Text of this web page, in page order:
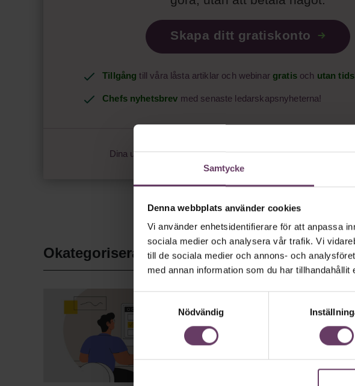
Samtycke
Denna webbplats använder cookies
Vi använder enhetsidentifierare för att anpassa
sociala medier och analysera vår trafik. Vi
till de sociala medier och annons- och
med annan information som du har
Nödvändig
Skapa ditt gratiskonto
Tillgång till våra låsta artiklar och webinar gratis och utan
Chefs nyhetsbrev med senaste ledarskapsnyheterna!
Dina uppgifter delas aldrig med tredje part.Läs vår
Okategoriserade